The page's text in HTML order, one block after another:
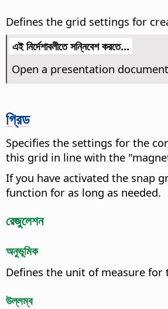
Defines the grid settings for
এই নির্দেশাবলীতে সন্নিবেশ করতে...
Open a presentation
গ্রিড
Specifies the settings for the
this grid in line with the
If you have activated the snap
function for as long as needed.
রেজুলেশন
অনুভূমিক
Defines the unit of measure
উল্লম্ব